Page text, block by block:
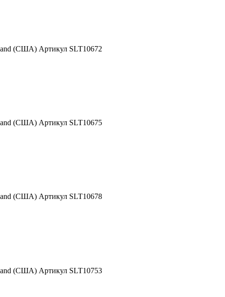
(США) Артикул SLT10672
(США) Артикул SLT10675
(США) Артикул SLT10678
(США) Артикул SLT10753